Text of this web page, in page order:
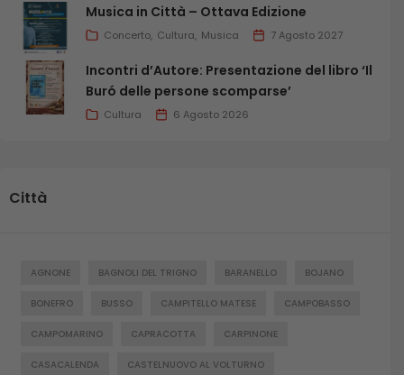
Musica in Città – Ottava Edizione
Concerto Cultura Musica 7 Agosto 2027
Incontri d’Autore: Presentazione del libro ‘Il
Buró delle persone scomparse’
Cultura 6 Agosto 2026
Città
AGNONE BAGNOLI DEL TRIGNO BARANELLO BOJANO
BONEFRO BUSSO CAMPITELLO MATESE CAMPOBASSO
CAMPOMARINO CAPRACOTTA CARPINONE
CASACALENDA CASTELNUOVO AL VOLTURNO